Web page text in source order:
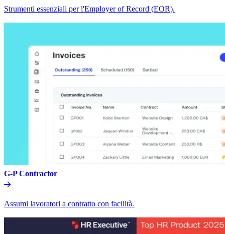
Strumenti essenziali per l'Employer of Record (EOR).​​
G-P Contractor​​
Assumi lavoratori a contratto con facilità.​​